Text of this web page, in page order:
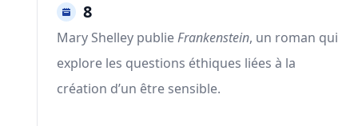
1818
Mary Shelley publieFrankenstein, un roman qui
explore les questions éthiques liées à la
création d’un être sensible.